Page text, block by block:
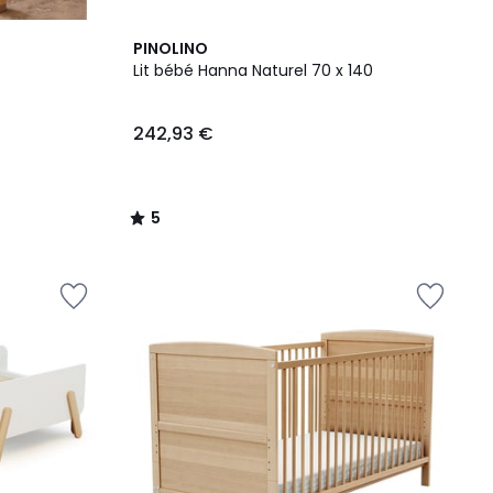
PINOLINO
Lit bébé Hanna Naturel 70 x 140
242,93 €
5
/
5
/